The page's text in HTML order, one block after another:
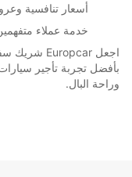
أسعار تنافسية
خدمة عملاء
بأفضل تجربة تأجير
وراحة البال.